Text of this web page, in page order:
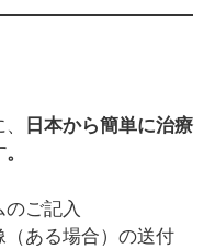
日本から簡単に治療
ご記入
ある場合）の送付